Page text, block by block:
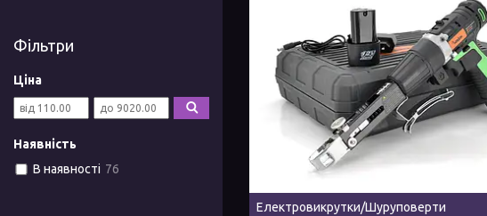
Електровикрутки/Шуруповерти
Фільтри
Ціна
Наявність
В наявності 76